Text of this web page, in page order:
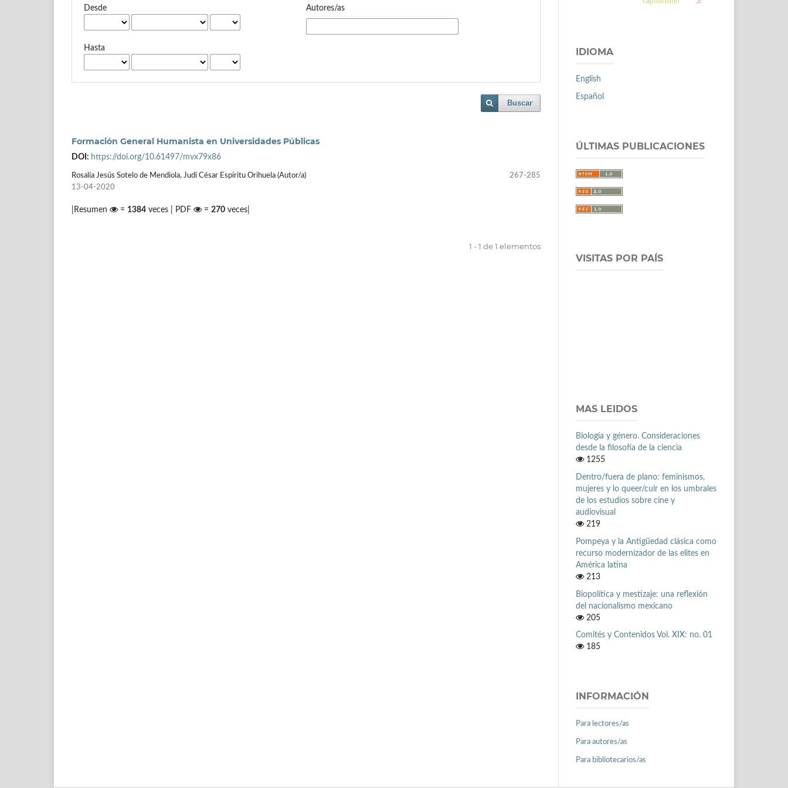
Desde
Hasta
Autores/as
Buscar
Formación General Humanista en Universidades Públicas
DOI: https://doi.org/10.61497/mvx79x86
Rosalía Jesús Sotelo de Mendiola, Judi César Espíritu Orihuela (Autor/a)
267-285
13-04-2020
|Resumen = 1384 veces | PDF = 270 veces|
1 - 1 de 1 elementos
IDIOMA
English
Español
ÚLTIMAS PUBLICACIONES
VISITAS POR PAÍS
MAS LEIDOS
Biología y género. Consideraciones
desde la filosofía de la ciencia
1255
Dentro/fuera de plano: feminismos,
mujeres y lo queer/cuir en los umbrales
de los estudios sobre cine y
audiovisual
219
Pompeya y la Antigüedad clásica como
recurso modernizador de las elites en
América latina
213
Biopolítica y mestizaje: una reflexión
del nacionalismo mexicano
205
Comités y Contenidos Vol. XIX: no. 01
185
INFORMACIÓN
Para lectores/as
Para autores/as
Para bibliotecarios/as